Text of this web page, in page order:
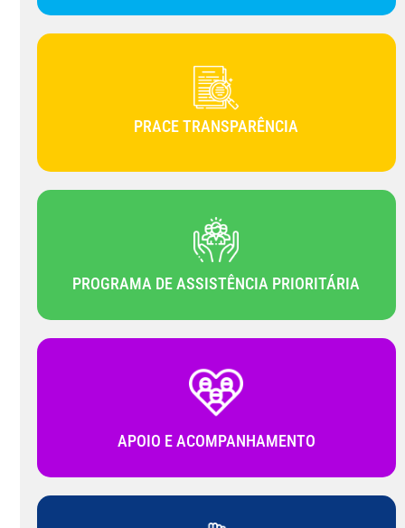
PRACE TRANSPARÊNCIA
PROGRAMA DE ASSISTÊNCIA PRIORITÁRIA
APOIO E ACOMPANHAMENTO